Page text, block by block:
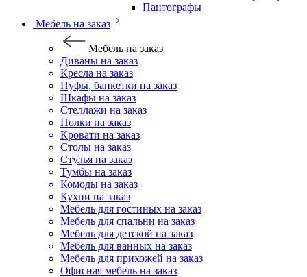
Пантографы
Мебель на заказ
Мебель на заказ
Диваны на заказ
Кресла на заказ
Пуфы, банкетки на заказ
Шкафы на заказ
Стеллажи на заказ
Полки на заказ
Кровати на заказ
Столы на заказ
Стулья на заказ
Тумбы на заказ
Комоды на заказ
Кухни на заказ
Мебель для гостиных на заказ
Мебель для спальни на заказ
Мебель для детской на заказ
Мебель для ванных на заказ
Мебель для прихожей на заказ
Офисная мебель на заказ